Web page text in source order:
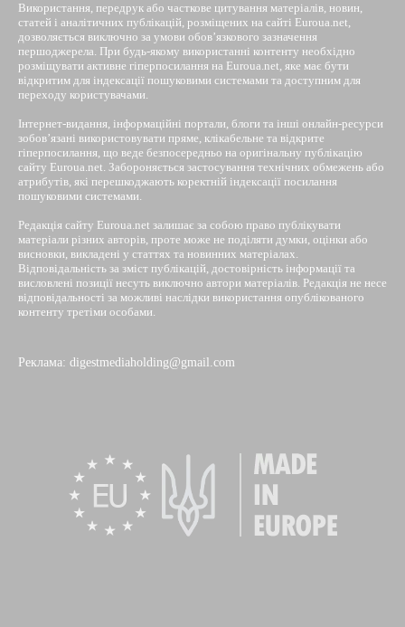
Використання, передрук або часткове цитування матеріалів, новин,
статей і аналітичних публікацій, розміщених на сайті Euroua.net,
дозволяється виключно за умови обов’язкового зазначення
першоджерела. При будь-якому використанні контенту необхідно
розміщувати активне гіперпосилання на Euroua.net, яке має бути
відкритим для індексації пошуковими системами та доступним для
переходу користувачами.
Інтернет-видання, інформаційні портали, блоги та інші онлайн-ресурси
зобов’язані використовувати пряме, клікабельне та відкрите
гіперпосилання, що веде безпосередньо на оригінальну публікацію
сайту Euroua.net. Забороняється застосування технічних обмежень або
атрибутів, які перешкоджають коректній індексації посилання
пошуковими системами.
Редакція сайту Euroua.net залишає за собою право публікувати
матеріали різних авторів, проте може не поділяти думки, оцінки або
висновки, викладені у статтях та новинних матеріалах.
Відповідальність за зміст публікацій, достовірність інформації та
висловлені позиції несуть виключно автори матеріалів. Редакція не несе
відповідальності за можливі наслідки використання опублікованого
контенту третіми особами.
Реклама: digestmediaholding@gmail.com